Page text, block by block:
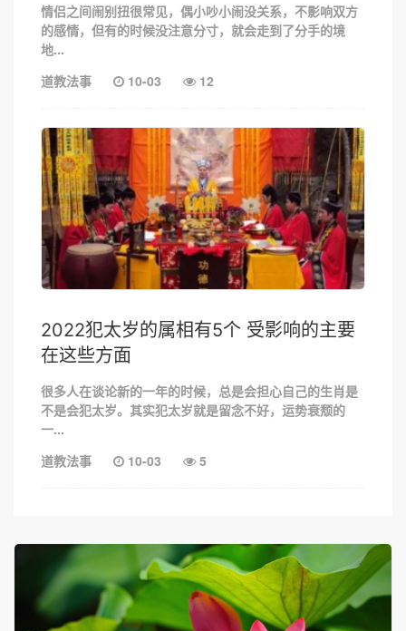
情侣之间闹别扭很常见，偶小吵小闹没关系，不影响双方
的感情，但有的时候没注意分寸，就会走到了分手的境
地...
道教法事
10-03 12
2022犯太岁的属相有5个 受影响的主要
在这些方面
很多人在谈论新的一年的时候，总是会担心自己的生肖是
不是会犯太岁。其实犯太岁就是留念不好，运势衰颓的
一...
道教法事
10-03 5